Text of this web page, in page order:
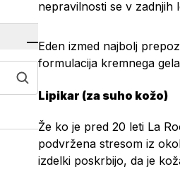
nepravilnosti se v zadnjih
Eden izmed najbolj
formulacija kremnega
Lipikar (za suho kožo)
Že ko je pred 20 leti La
podvržena stresom iz
izdelki poskrbijo, da je